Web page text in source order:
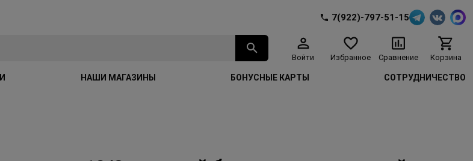
7(922)-797-51-15
Войти Избранное Сравнение Корзина
НАШИ МАГАЗИНЫ БОНУСНЫЕ КАРТЫ СОТРУДНИЧЕСТВО